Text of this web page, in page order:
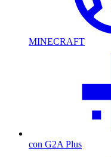
MINECRAFT
con G2A Plus